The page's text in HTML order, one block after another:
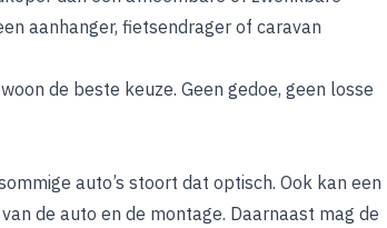
aanhanger, fietsendrager of caravan
de beste keuze. Geen gedoe, geen losse
auto’s stoort dat optisch. Ook kan een
de auto en de montage. Daarnaast mag de